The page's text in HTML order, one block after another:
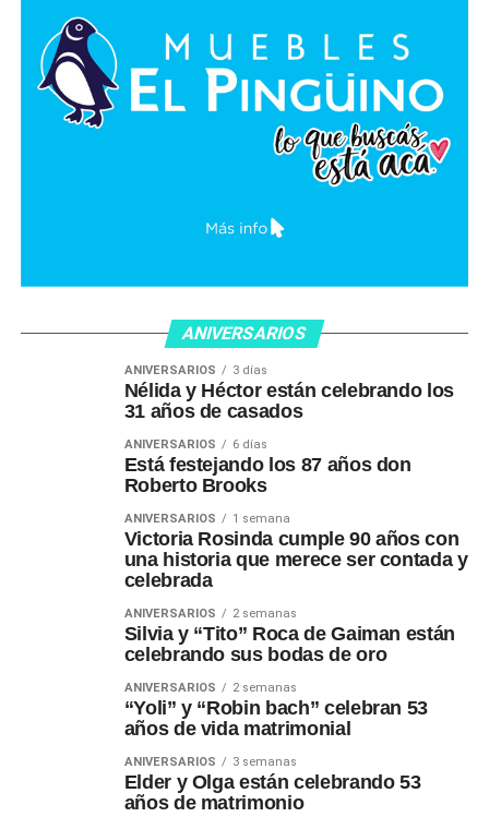
ANIVERSARIOS
ANIVERSARIOS 3 días
Nélida y Héctor están celebrando los
31 años de casados
ANIVERSARIOS 6 días
Está festejando los 87 años don
Roberto Brooks
ANIVERSARIOS 1 semana
Victoria Rosinda cumple 90 años con
una historia que merece ser contada y
celebrada
ANIVERSARIOS 2 semanas
Silvia y “Tito” Roca de Gaiman están
celebrando sus bodas de oro
ANIVERSARIOS 2 semanas
“Yoli” y “Robin bach” celebran 53
años de vida matrimonial
ANIVERSARIOS 3 semanas
Elder y Olga están celebrando 53
años de matrimonio